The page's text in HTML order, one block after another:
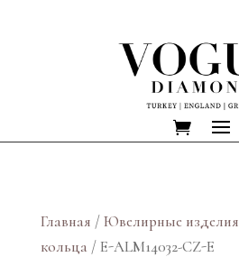
Главная /Ювелирные изделия
кольца / E-ALM14032-CZ-E